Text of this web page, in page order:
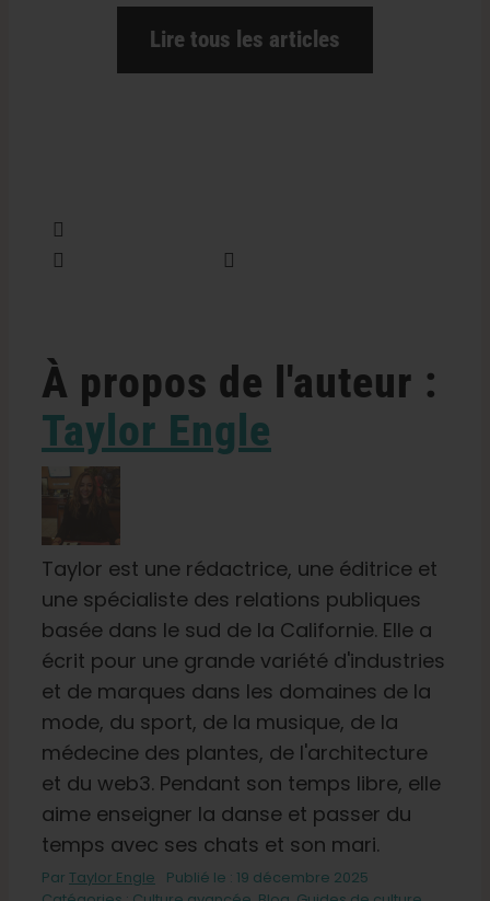
Lire tous les articles
À propos de l'auteur :
Taylor Engle
Taylor est une rédactrice, une éditrice et
une spécialiste des relations publiques
basée dans le sud de la Californie. Elle a
écrit pour une grande variété d'industries
et de marques dans les domaines de la
mode, du sport, de la musique, de la
médecine des plantes, de l'architecture
et du web3. Pendant son temps libre, elle
aime enseigner la danse et passer du
temps avec ses chats et son mari.
Par Taylor Engle
Publié le : 19 décembre 2025